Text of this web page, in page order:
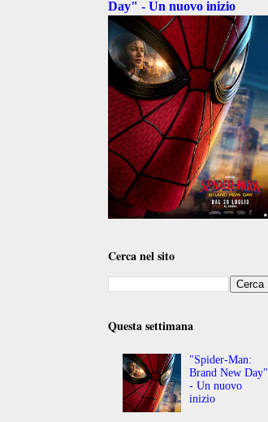
Day" - Un nuovo inizio
Cerca nel sito
Questa settimana
"Spider-Man:
Brand New Day"
- Un nuovo
inizio